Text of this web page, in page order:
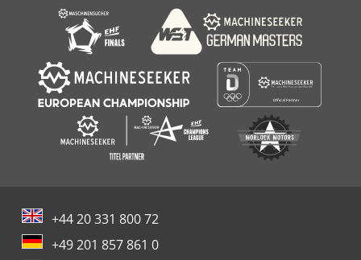
+44 20 331 800 72
+49 201 857 861 0